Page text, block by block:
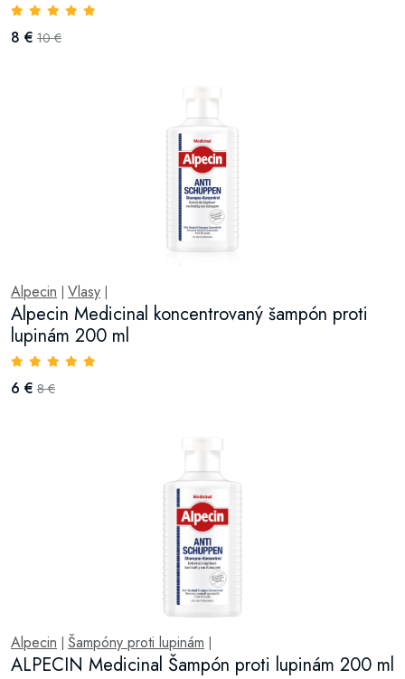
8 € 10 €
Alpecin Vlasy
Alpecin Medicinal koncentrovaný šampón proti
lupinám 200 ml
6 € 8 €
Alpecin Šampóny proti lupinám
ALPECIN Medicinal Šampón proti lupinám 200 ml